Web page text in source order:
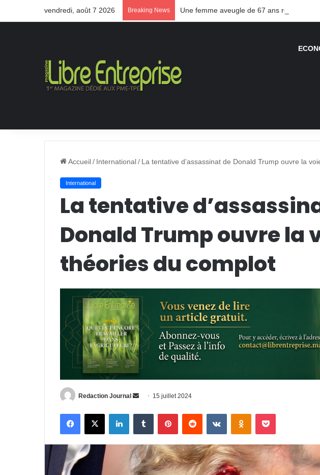
vendredi, août 7 2026 Breaking News Une femme aveugle de 67 ans recouvre la
Accueil/ International/ La tentative d’assassinat de Donald Trump ouvre la
International
La tentative
Donald Trump ouvre la
théories du complot
Redaction Journal
Envoyer
courriel
15 juillet 2024
Facebook
X LinkedinTumblr PinterestReddit VKontakteOdnoklassniki
Pocket